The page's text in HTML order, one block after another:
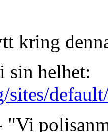
kring
sin helhet:
sites/
"Vi